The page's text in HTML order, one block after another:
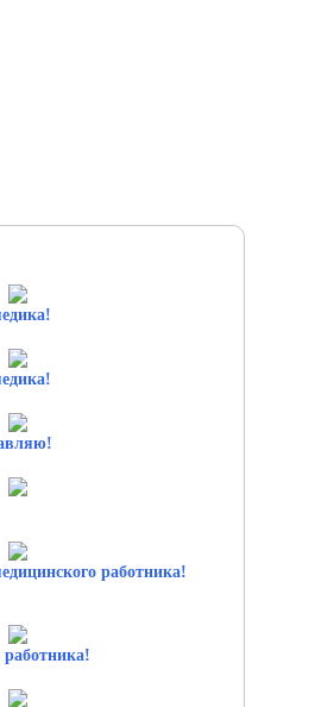
работника!